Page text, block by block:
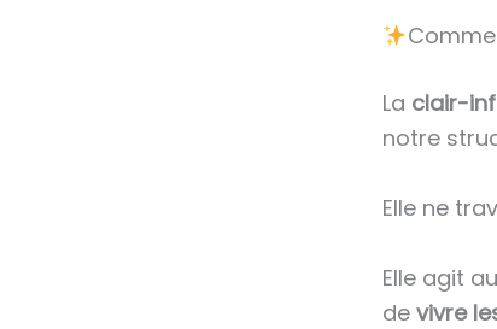
La clair-
notre
Elle ne
Elle agit
de vivre